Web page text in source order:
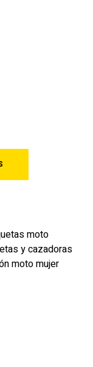
moto
y cazadoras
moto mujer